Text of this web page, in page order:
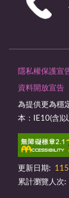
隱私權保護宣
資料開放宣告
為提供更為穩
本：IE10(含)
更新日期:
累計瀏覽人次: